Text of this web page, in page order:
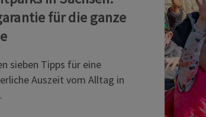
für die ganze
sieben Tipps für eine
Auszeit vom Alltag in